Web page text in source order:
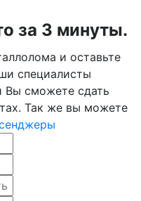
за 3 минуты.
и оставьте
специалисты
Вы сможете сдать
Так же вы можете